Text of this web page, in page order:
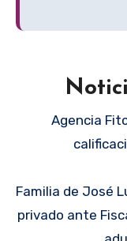
Agencia
Familia de José
privado ante